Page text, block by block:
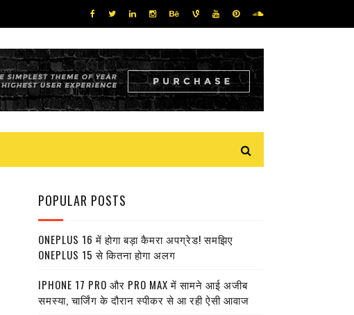
POPULAR POSTS
ONEPLUS 16 में होगा बड़ा कैमरा अपग्रेड! समझिए
ONEPLUS 15 से कितना होगा अलग
IPHONE 17 PRO और PRO MAX में सामने आई अजीब
समस्या, चार्जिंग के दौरान स्पीकर से आ रही ऐसी आवाज